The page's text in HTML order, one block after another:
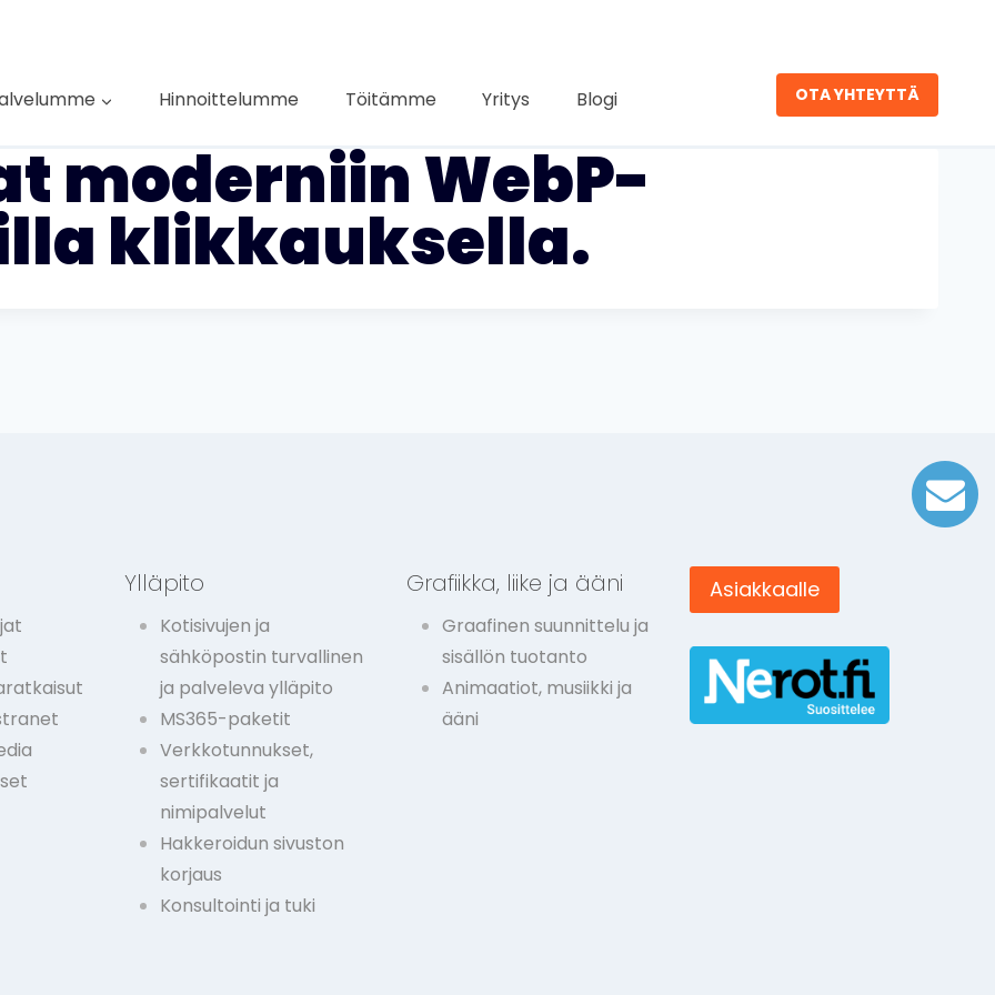
Hinnoittelumme Töitämme Yritys Blogi OTA YHTEYTTÄ
moderniin WebP-
klikkauksella.
Ylläpito
Kotisivujen ja
sähköpostin turvallinen
ja palveleva ylläpito
MS365-paketit
Verkkotunnukset,
sertifikaatit ja
nimipalvelut
Hakkeroidun sivuston
korjaus
Konsultointi ja tuki
Grafiikka, liike ja ääni
Graafinen suunnittelu ja
sisällön tuotanto
Animaatiot, musiikki ja
ääni
Asiakkaalle